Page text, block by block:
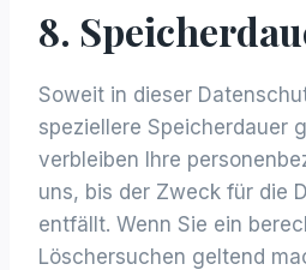
8.
Soweit in dieser
speziellere Speicherdauer
verbleiben Ihre
uns, bis der Zweck für die
entfällt. Wenn Sie ein
Löschersuchen geltend